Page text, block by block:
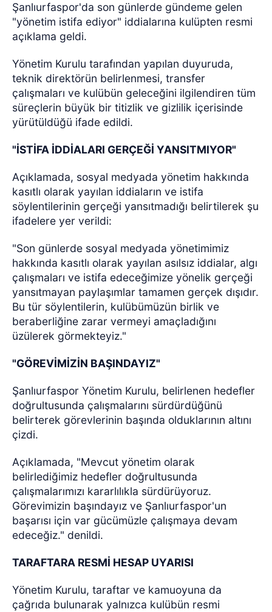
Şanlıurfaspor'da son günlerde gündeme gelen
"yönetim istifa ediyor" iddialarına kulüpten resmi
açıklama geldi.
Yönetim Kurulu tarafından yapılan duyuruda,
teknik direktörün belirlenmesi, transfer
çalışmaları ve kulübün geleceğini ilgilendiren tüm
süreçlerin büyük bir titizlik ve gizlilik içerisinde
yürütüldüğü ifade edildi.
"İSTİFA İDDİALARI GERÇEĞİ YANSITMIYOR"
Açıklamada, sosyal medyada yönetim hakkında
kasıtlı olarak yayılan iddiaların ve istifa
söylentilerinin gerçeği yansıtmadığı belirtilerek şu
ifadelere yer verildi:
"Son günlerde sosyal medyada yönetimimiz
hakkında kasıtlı olarak yayılan asılsız iddialar, algı
çalışmaları ve istifa edeceğimize yönelik gerçeği
yansıtmayan paylaşımlar tamamen gerçek dışıdır.
Bu tür söylentilerin, kulübümüzün birlik ve
beraberliğine zarar vermeyi amaçladığını
üzülerek görmekteyiz."
"GÖREVİMİZİN BAŞINDAYIZ"
Şanlıurfaspor Yönetim Kurulu, belirlenen hedefler
doğrultusunda çalışmalarını sürdürdüğünü
belirterek görevlerinin başında olduklarının altını
çizdi.
Açıklamada, "Mevcut yönetim olarak
belirlediğimiz hedefler doğrultusunda
çalışmalarımızı kararlılıkla sürdürüyoruz.
Görevimizin başındayız ve Şanlıurfaspor'un
başarısı için var gücümüzle çalışmaya devam
edeceğiz." denildi.
TARAFTARA RESMİ HESAP UYARISI
Yönetim Kurulu, taraftar ve kamuoyuna da
çağrıda bulunarak yalnızca kulübün resmi